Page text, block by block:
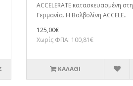
ACCELERATE κατασκευασμένη στη
Γερμανία. Η Βαλβολίνη ACCELE..
125,00€
Χωρίς ΦΠΑ: 100,81€
ΚΑΛΆΘΙ